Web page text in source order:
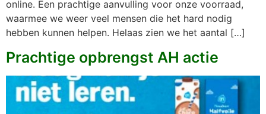
online. Een prachtige aanvulling voor onze voorraad,
waarmee we weer veel mensen die het hard nodig
hebben kunnen helpen. Helaas zien we het aantal […]
Prachtige opbrengst AH actie